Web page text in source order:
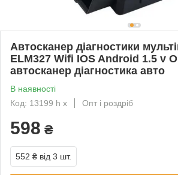
Автосканер діагностики
ELM327 Wifi IOS Android 1.5 v
автосканер діагностика авто
В наявності
Код: 13199 h х
Опт і роздріб
598 ₴
552 ₴ від 3 шт.